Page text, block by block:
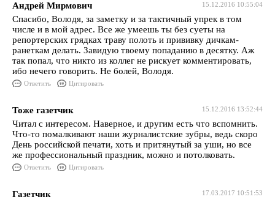
15.12.2016 10:55:04
Андрей Мирмович
Спасибо, Володя, за заметку и за тактичный упрек в том
числе и в мой адрес. Все же умеешь ты без суеты на
репортерских грядках траву полоть и прививку дичкам-
ранеткам делать. Завидую твоему попаданию в десятку. Аж
так попал, что никто из коллег не рискует комментировать,
ибо нечего говорить. Не болей, Володя.
Ответить Цитировать
15.12.2016 13:52:44
Тоже газетчик
Читал с интересом. Наверное, и другим есть что вспомнить.
Что-то помалкивают наши журналистские зубры, ведь скоро
День российской печати, хоть и притянутый за уши, но все
же профессиональный праздник, можно и потолковать.
Ответить Цитировать
17.03.2017 10:51:53
Газетчик